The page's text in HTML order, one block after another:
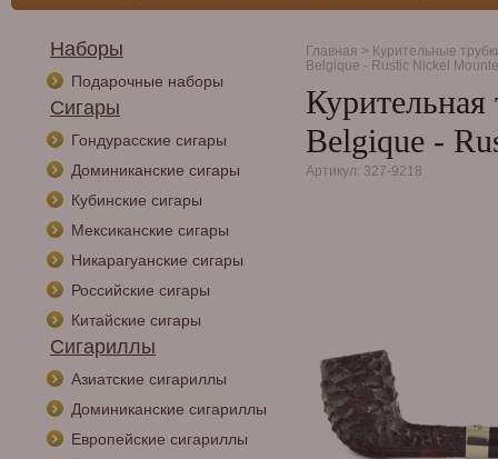
Наборы
Подарочные наборы
Сигары
Гондурасские сигары
Доминиканские сигары
Кубинские сигары
Мексиканские сигары
Никарагуанские сигары
Российские сигары
Китайские сигары
Сигариллы
Азиатские сигариллы
Доминиканские сигариллы
Европейские сигариллы
Главная > Курительные
Belgique - Rustic Nickel
Belgique -
Артикул: 327-9218